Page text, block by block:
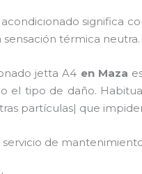
significa
térmica neutra.
jetta A4 en Maza
el tipo de daño.
partículas| que
de